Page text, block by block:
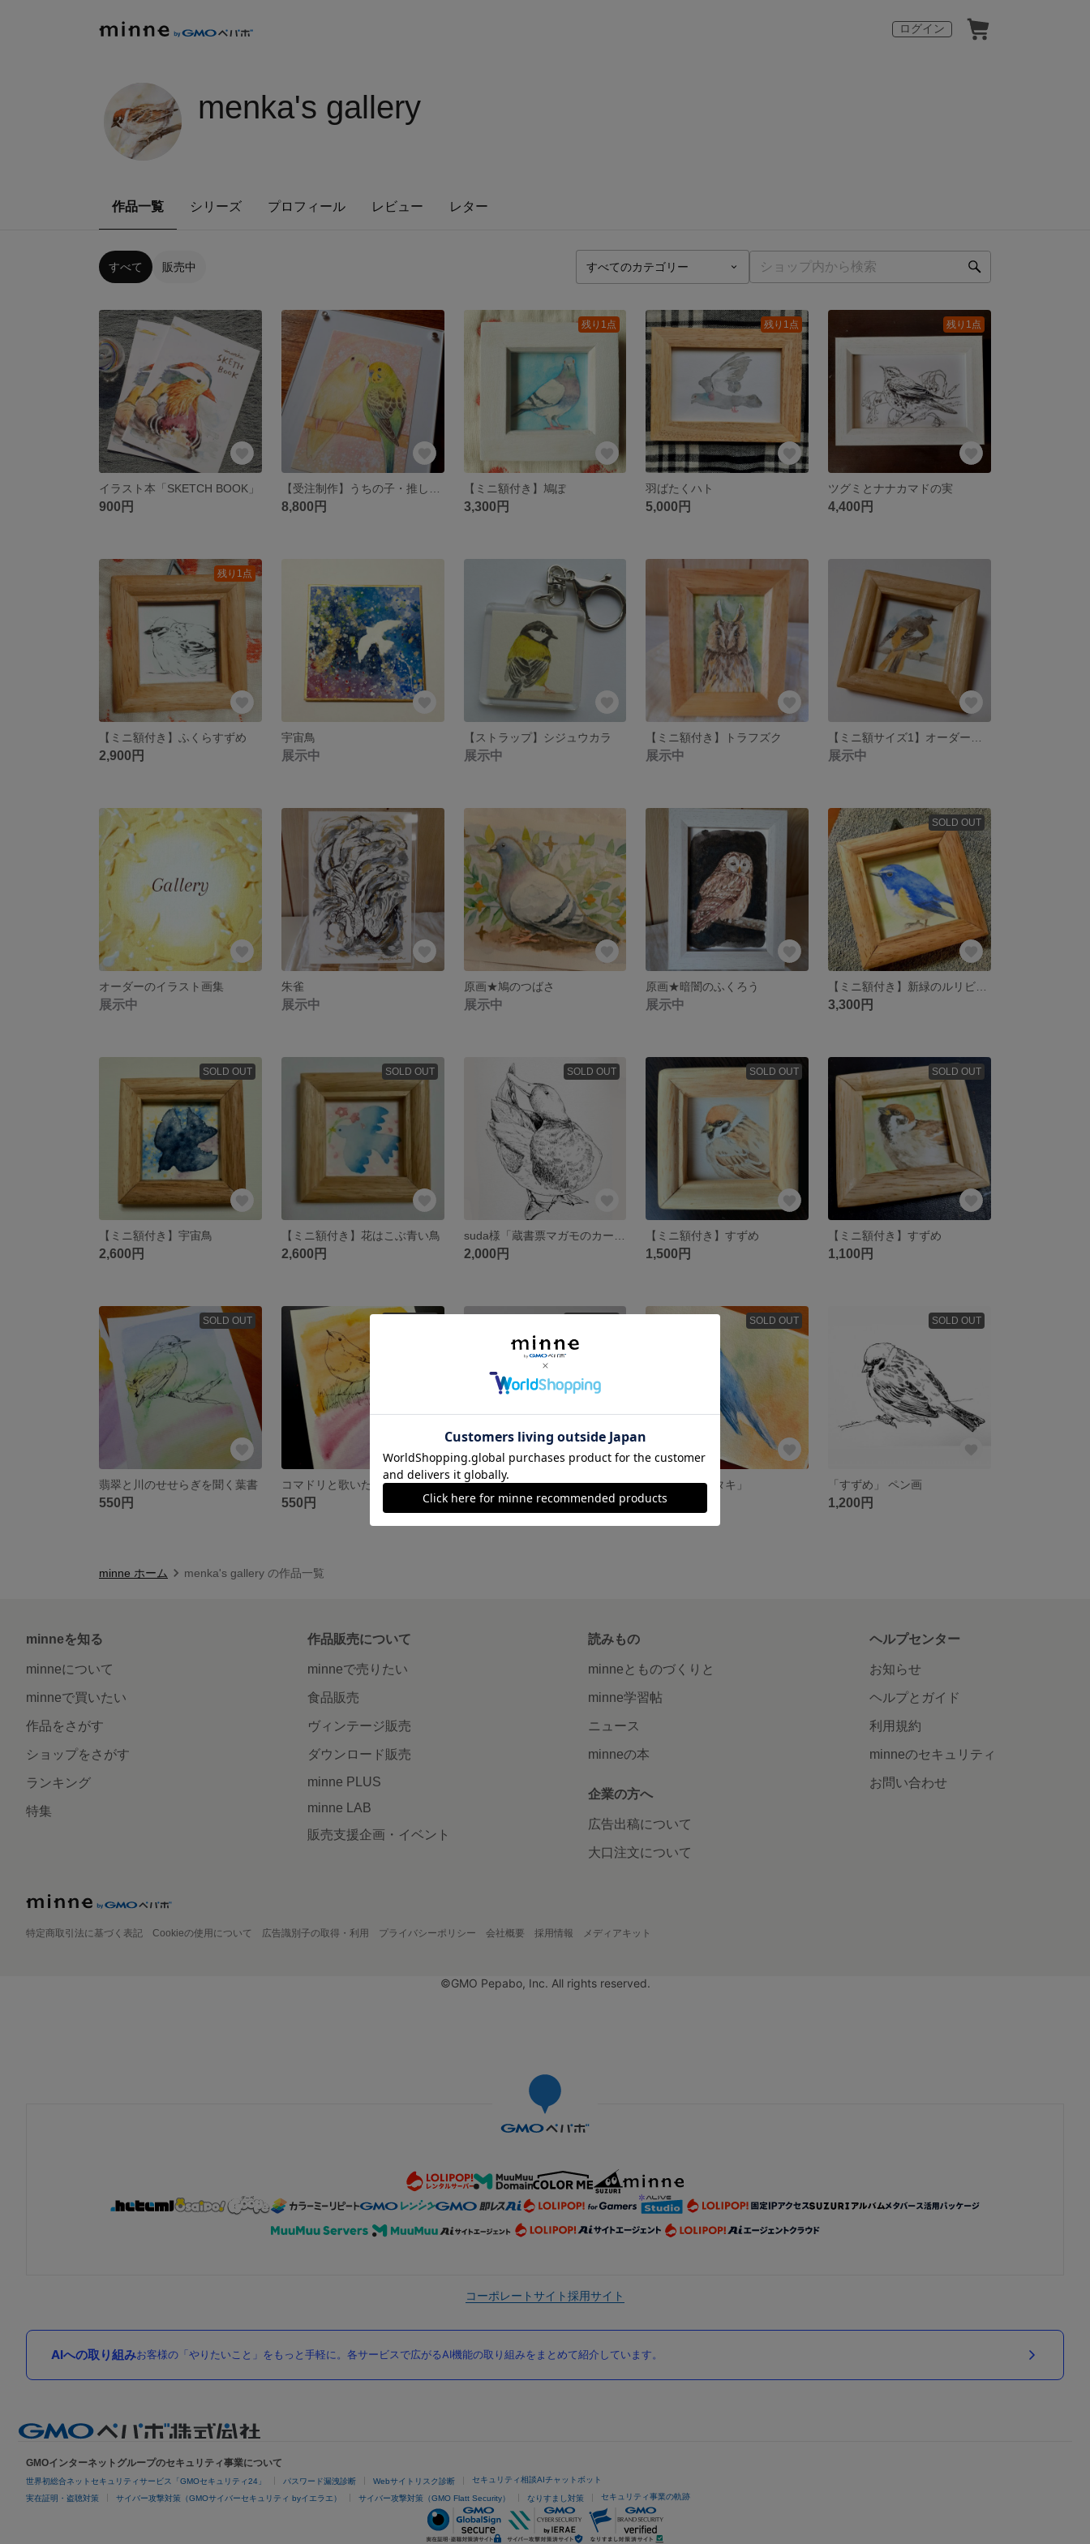
ログイン
menka's gallery
作品一覧 シリーズ プロフィール レビュー レター
すべて 販売中
イラスト本「SKETCH BOOK」
900円 8,800円
残り1点
【ミニ額付き】鳩ぽ
3,300円
残り1点
羽ばたくハト
5,000円
残り1点
ツグミとナナカマドの実
4,400円
残り1点
【ミニ額付き】ふくらすずめ
2,900円
宇宙鳥
展示中
【ストラップ】シジュウカラ
展示中
【ミニ額付き】トラフズク
展示中 展示中
オーダーのイラスト画集
展示中
朱雀
展示中
原画★鳩のつばさ
展示中
原画★暗闇のふくろう
展示中
SOLD OUT
3,300円
SOLD OUT
【ミニ額付き】宇宙鳥
2,600円
SOLD OUT
【ミニ額付き】花はこぶ青い鳥
2,600円
SOLD OUT
2,000円
SOLD OUT
【ミニ額付き】すずめ
1,500円
SOLD OUT
【ミニ額付き】すずめ
1,100円
SOLD OUT
翡翠と川のせせらぎを聞く葉書
550円
コマドリと歌いたくなる葉書
550円
【ミニ額付き】ジョウビタキ
880円
SOLD OUT
「虹色ルリビタキ」
2,000円
SOLD OUT
「すずめ」 ペン画
1,200円
minne ホーム menka's gallery の作品一覧
minneを知る
minneについて
minneで買いたい
作品をさがす
ショップをさがす
ランキング
特集
作品販売について
minneで売りたい
食品販売
ヴィンテージ販売
ダウンロード販売
minne PLUS
minne LAB
販売支援企画・イベント
読みもの
minneとものづくりと
minne学習帖
ニュース
minneの本
企業の方へ
広告出稿について
大口注文について
ヘルプセンター
お知らせ
ヘルプとガイド
利用規約
minneのセキュリティ
お問い合わせ
特定商取引法に基づく表記 Cookieの使用について 広告識別子の取得・利用 プライバシーポリシー 会社概要 採用情報 メディアキット
©GMO Pepabo, Inc. All rights reserved.
コーポレートサイト採用サイト
AIへの取り組みお客様の「やりたいこと」をもっと手軽に。各サービスで広がるAI機能の取り組みをまとめて紹介しています。
GMOインターネットグループのセキュリティ事業について
世界初総合ネットセキュリティサービス「GMOセキュリティ24」 パスワード漏洩診断 Webサイトリスク診断 セキュリティ相談AIチャットボット
実在証明・盗聴対策 サイバー攻撃対策（GMOサイバーセキュリティ byイエラエ） サイバー攻撃対策（GMO Flatt Security） なりすまし対策 セキュリティ事業の軌跡